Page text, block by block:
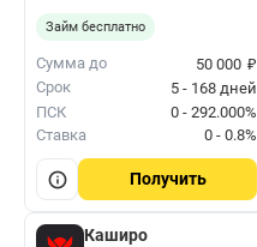
Займ бесплатно
Сумма до 50 000 ₽
Срок
5 - 168 дней
ПСК
0 - 292.000%
Ставка
0 - 0.8%
Получить
Каширо